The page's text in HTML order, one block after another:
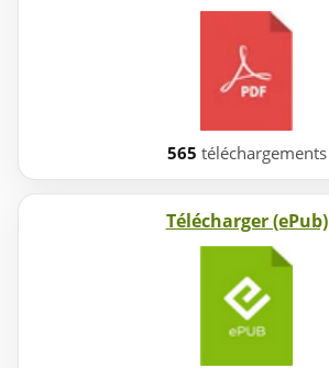
565 téléchargements
Télécharger (ePub)